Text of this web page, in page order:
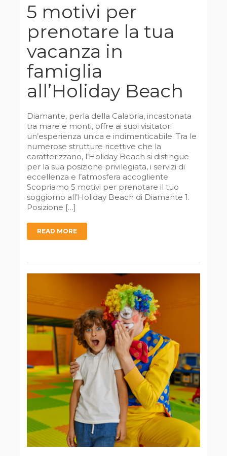
5 motivi per
prenotare la tua
vacanza in
famiglia
all’Holiday Beach
Diamante, perla della Calabria, incastonata
tra mare e monti, offre ai suoi visitatori
un’esperienza unica e indimenticabile. Tra le
numerose strutture ricettive che la
caratterizzano, l’Holiday Beach si distingue
per la sua posizione privilegiata, i servizi di
eccellenza e l’atmosfera accogliente.
Scopriamo 5 motivi per prenotare il tuo
soggiorno all’Holiday Beach di Diamante 1.
Posizione […]
READ MORE